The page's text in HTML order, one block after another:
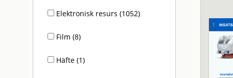
Elektronisk resurs (1052)
Film (8)
Häfte (1)